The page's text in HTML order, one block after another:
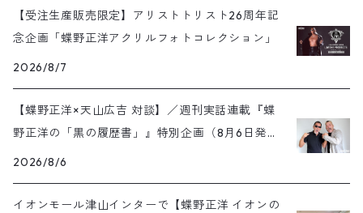
【受注生産販売限定】アリストトリスト26周年記
念企画「蝶野正洋アクリルフォトコレクション」
2026/8/7
【蝶野正洋×天山広吉 対談】／週刊実話連載『蝶
野正洋の「黒の履歴書」』特別企画（8月6日発売
号）
2026/8/6
イオンモール津山インターで【蝶野正洋 イオンの